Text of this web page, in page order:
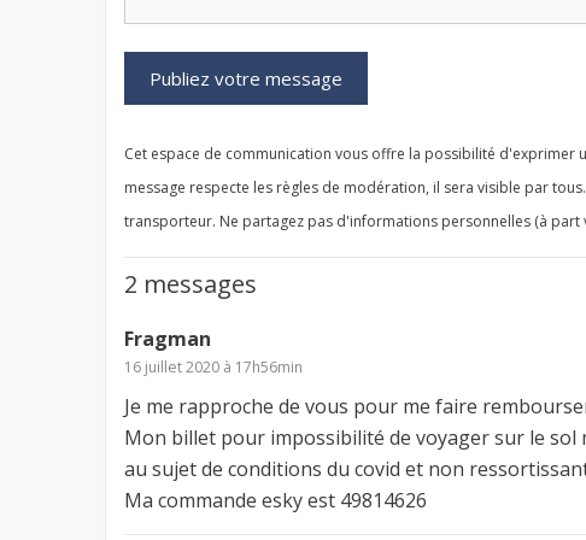
Cet espace de communication vous offre la possibilité d'exprimer
message respecte les règles de modération, il sera visible par
transporteur. Ne partagez pas d'informations personnelles (à part
2 messages
Fragman
16 juillet 2020 à 17h56min
Je me rapproche de vous pour me faire
Mon billet pour impossibilité de voyager sur le
au sujet de conditions du covid et non
Ma commande esky est 49814626